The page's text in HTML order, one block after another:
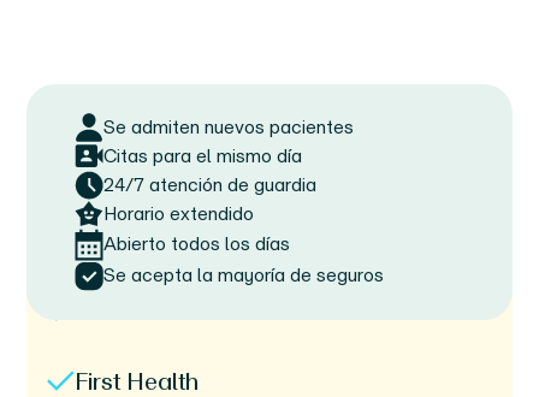
Se admiten nuevos pacientes
Citas para el mismo día
24/7 atención de guardia
Horario extendido
Abierto todos los días
Se acepta la mayoría de seguros
Aceptamos los siguientes
planes de PHCS:
Assurant
First Health